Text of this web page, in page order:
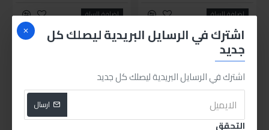
اشترك في الرسايل البريدية ليصلك كل
جديد
اشترك في الرسايل البريدية ليصلك كل جديد
ارسال
التحقق
اضافة للسلة اضافة للسلة
PEOPLE ALSO BOUGHT
غير متوفر غير متوفر